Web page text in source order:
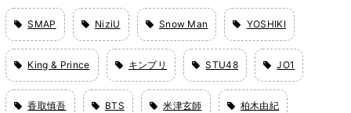
SMAP NiziU Snow Man YOSHIKI
King & Prince キンプリ STU48 JO1
香取慎吾 BTS 米津玄師 柏木由紀